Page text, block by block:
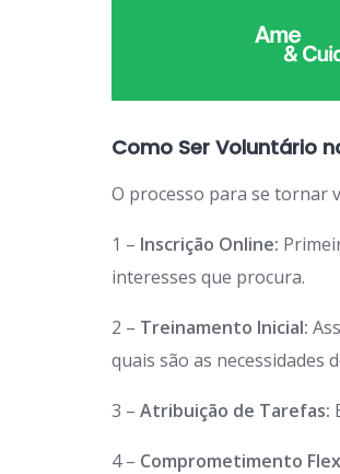
Como Ser Voluntário
O processo para se tornar
1 – Inscrição Online:
interesses que procura.
2 – Treinamento Inicial:
quais são as necessidades
3 – Atribuição de Tarefas:
4 – Comprometimento